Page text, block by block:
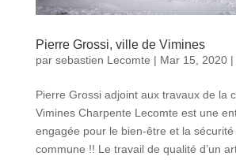
Pierre Grossi, ville de Vimines
par sebastien Lecomte | Mar 15, 2020|
Pierre Grossi adjoint aux travaux de la
Vimines Charpente Lecomte est une
engagée pour le bien-être et la
commune !! Le travail de qualité d’un